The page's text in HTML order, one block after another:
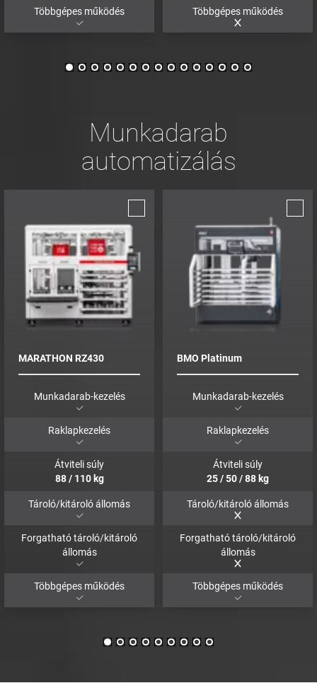
Többgépes működés Többgépes működés
Munkadarab
automatizálás
MARATHON RZ430
Munkadarab-kezelés
Raklapkezelés
Átviteli súly
88 / 110 kg
Tároló/kitároló állomás
Forgatható tároló/kitároló
állomás
Többgépes működés
BMO Platinum
Munkadarab-kezelés
Raklapkezelés
Átviteli súly
25/50/88 kg
Tároló/kitároló állomás
Forgatható tároló/kitároló
állomás
Többgépes működés